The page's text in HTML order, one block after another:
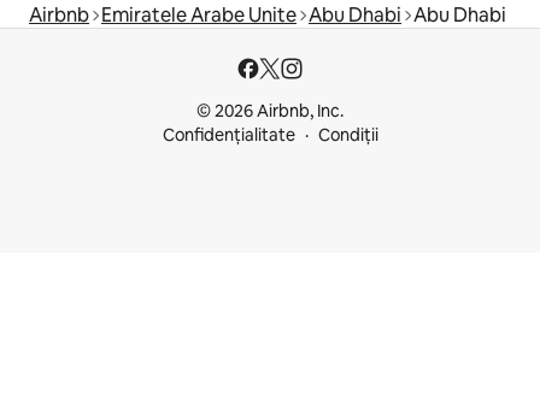
Airbnb Emiratele Arabe Unite Abu Dhabi Abu Dhabi
© 2026 Airbnb, Inc.
Confidențialitate
Condiții